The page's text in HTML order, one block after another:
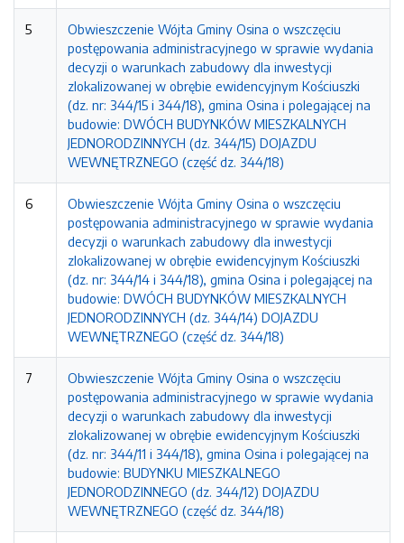
5
Obwieszczenie Wójta Gminy Osina o wszczęciu
postępowania administracyjnego w sprawie wydania
decyzji o warunkach zabudowy dla inwestycji
zlokalizowanej w obrębie ewidencyjnym Kościuszki
(dz. nr: 344/15 i 344/18), gmina Osina i polegającej na
budowie: DWÓCH BUDYNKÓW MIESZKALNYCH
JEDNORODZINNYCH (dz. 344/15) DOJAZDU
WEWNĘTRZNEGO (część dz. 344/18)
6
Obwieszczenie Wójta Gminy Osina o wszczęciu
postępowania administracyjnego w sprawie wydania
decyzji o warunkach zabudowy dla inwestycji
zlokalizowanej w obrębie ewidencyjnym Kościuszki
(dz. nr: 344/14 i 344/18), gmina Osina i polegającej na
budowie: DWÓCH BUDYNKÓW MIESZKALNYCH
JEDNORODZINNYCH (dz. 344/14) DOJAZDU
WEWNĘTRZNEGO (część dz. 344/18)
7
Obwieszczenie Wójta Gminy Osina o wszczęciu
postępowania administracyjnego w sprawie wydania
decyzji o warunkach zabudowy dla inwestycji
zlokalizowanej w obrębie ewidencyjnym Kościuszki
(dz. nr: 344/11 i 344/18), gmina Osina i polegającej na
budowie: BUDYNKU MIESZKALNEGO
JEDNORODZINNEGO (dz. 344/12) DOJAZDU
WEWNĘTRZNEGO (część dz. 344/18)